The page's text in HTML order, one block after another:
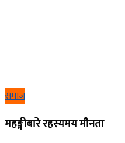
समाज
महङ्गीबारे रहस्यमय मौनता